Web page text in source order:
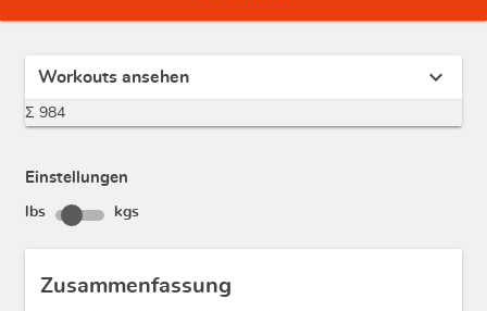
Workouts ansehen expand_more
Σ 984
Einstellungen
lbs kgs
Zusammenfassung